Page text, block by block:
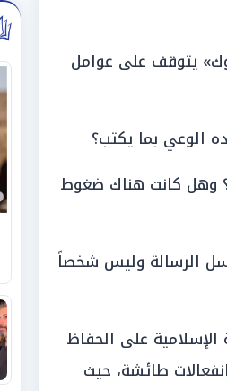
يتوقف على عوامل
الوعي بما يكتب؟
وهل كانت هناك ضغوط
الرسالة وليس شخصاً
على الحفاظ
طائشة، حيث